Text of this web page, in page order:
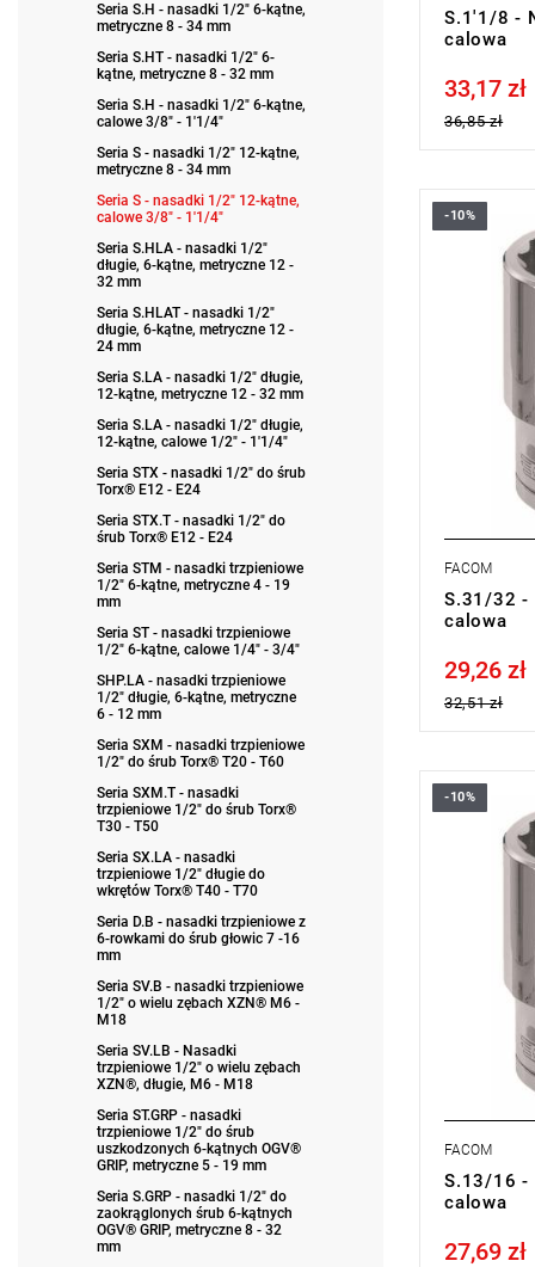
Seria S.H - nasadki 1/2" 6-kątne,
metryczne 8 - 34 mm
Seria S.HT - nasadki 1/2" 6-
kątne, metryczne 8 - 32 mm
Seria S.H - nasadki 1/2" 6-kątne,
calowe 3/8" - 1'1/4"
Seria S - nasadki 1/2" 12-kątne,
metryczne 8 - 34 mm
Seria S - nasadki 1/2" 12-kątne,
calowe 3/8" - 1'1/4"
Seria S.HLA - nasadki 1/2"
długie, 6-kątne, metryczne 12 -
32 mm
Seria S.HLAT - nasadki 1/2"
długie, 6-kątne, metryczne 12 -
24 mm
Seria S.LA - nasadki 1/2" długie,
12-kątne, metryczne 12 - 32 mm
Seria S.LA - nasadki 1/2" długie,
12-kątne, calowe 1/2" - 1'1/4"
Seria STX - nasadki 1/2" do śrub
Torx® E12 - E24
Seria STX.T - nasadki 1/2" do
śrub Torx® E12 - E24
Seria STM - nasadki trzpieniowe
1/2" 6-kątne, metryczne 4 - 19
mm
Seria ST - nasadki trzpieniowe
1/2" 6-kątne, calowe 1/4" - 3/4"
SHP.LA - nasadki trzpieniowe
1/2" długie, 6-kątne, metryczne
6 - 12 mm
Seria SXM - nasadki trzpieniowe
1/2" do śrub Torx® T20 - T60
Seria SXM.T - nasadki
trzpieniowe 1/2" do śrub Torx®
T30 - T50
Seria SX.LA - nasadki
trzpieniowe 1/2" długie do
wkrętów Torx® T40 - T70
Seria D.B - nasadki trzpieniowe z
6-rowkami do śrub głowic 7 -16
mm
Seria SV.B - nasadki trzpieniowe
1/2" o wielu zębach XZN® M6 -
M18
Seria SV.LB - Nasadki
trzpieniowe 1/2" o wielu zębach
XZN®, długie, M6 - M18
Seria ST.GRP - nasadki
trzpieniowe 1/2" do śrub
uszkodzonych 6-kątnych OGV®
GRIP, metryczne 5 - 19 mm
Seria S.GRP - nasadki 1/2" do
zaokrąglonych śrub 6-kątnych
OGV® GRIP, metryczne 8 - 32
mm
S.1'1/8 -
calowa
Price tax
33,17 zł
36,85 zł
• 31/32 "
• ⧠ 1/2”
• Profil
produktu
-10%
FACOM
S.31/32 -
calowa
Price tax
29,26 zł
32,51 zł
• 13/16 "
• ⧠ 1/2”
• Profil
produktu
-10%
FACOM
S.13/16 -
calowa
Price tax
27,69 zł